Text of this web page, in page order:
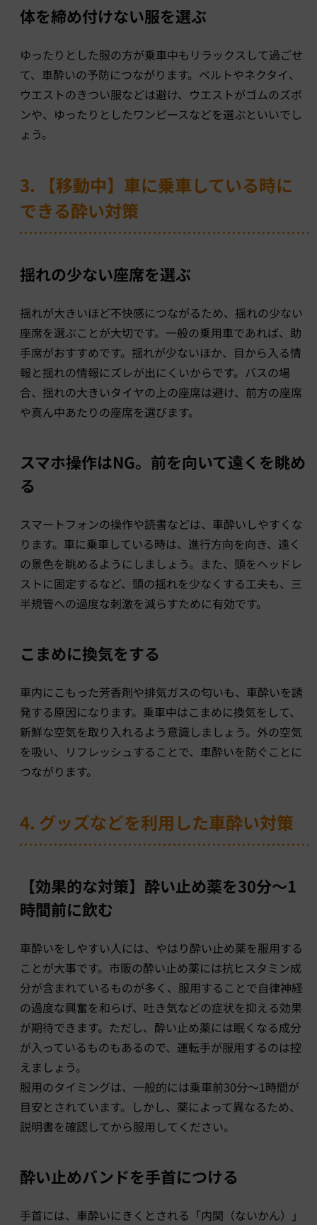
体を締め付けない服を選ぶ
ゆったりとした服の方が乗車中もリラックスして過ごせ
て、車酔いの予防につながります。ベルトやネクタイ、
ウエストのきつい服などは避け、ウエストがゴムのズボ
ンや、ゆったりとしたワンピースなどを選ぶといいでし
ょう。
3. 【移動中】車に乗車している時に
できる酔い対策
揺れの少ない座席を選ぶ
揺れが大きいほど不快感につながるため、揺れの少ない
座席を選ぶことが大切です。一般の乗用車であれば、助
手席がおすすめです。揺れが少ないほか、目から入る情
報と揺れの情報にズレが出にくいからです。バスの場
合、揺れの大きいタイヤの上の座席は避け、前方の座席
や真ん中あたりの座席を選びます。
スマホ操作はNG。前を向いて遠くを眺め
る
スマートフォンの操作や読書などは、車酔いしやすくな
ります。車に乗車している時は、進行方向を向き、遠く
の景色を眺めるようにしましょう。また、頭をヘッドレ
ストに固定するなど、頭の揺れを少なくする工夫も、三
半規管への過度な刺激を減らすために有効です。
こまめに換気をする
車内にこもった芳香剤や排気ガスの匂いも、車酔いを誘
発する原因になります。乗車中はこまめに換気をして、
新鮮な空気を取り入れるよう意識しましょう。外の空気
を吸い、リフレッシュすることで、車酔いを防ぐことに
つながります。
4. グッズなどを利用した車酔い対策
【効果的な対策】酔い止め薬を30分〜1
時間前に飲む
車酔いをしやすい人には、やはり酔い止め薬を服用する
ことが大事です。市販の酔い止め薬には抗ヒスタミン成
分が含まれているものが多く、服用することで自律神経
の過度な興奮を和らげ、吐き気などの症状を抑える効果
が期待できます。ただし、酔い止め薬には眠くなる成分
が入っているものもあるので、運転手が服用するのは控
えましょう。
服用のタイミングは、一般的には乗車前30分〜1時間が
目安とされています。しかし、薬によって異なるため、
説明書を確認してから服用してください。
酔い止めバンドを手首につける
手首には、車酔いにきくとされる「内関（ないかん）」